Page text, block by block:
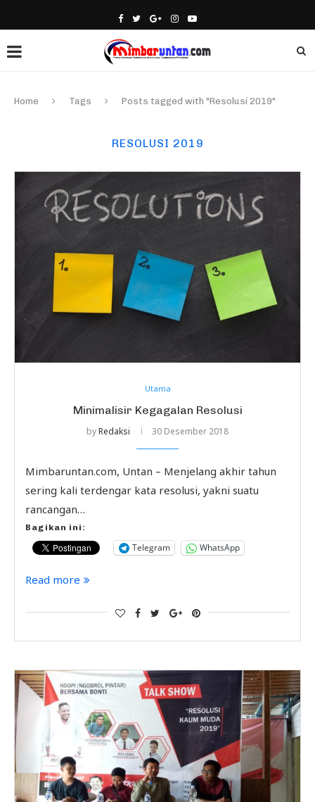
Home Tags Posts tagged with "Resolusi 2019"
RESOLUSI 2019
Utama
Minimalisir Kegagalan Resolusi
byRedaksi 30 Desember 2018
Mimbaruntan.com, Untan – Menjelang akhir tahun
sering kali terdengar kata resolusi, yakni suatu
rancangan…
Bagikan ini:
Telegram WhatsApp
Read more